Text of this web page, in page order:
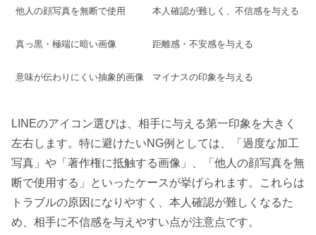
他人の顔写真を無断で使用 本人確認が難しく、不信感を与える
真っ黒・極端に暗い画像 距離感・不安感を与える
意味が伝わりにくい抽象的画像 マイナスの印象を与える
LINEのアイコン選びは、相手に与える第一印象を大きく
左右します。特に避けたいNG例としては、「過度な加工
写真」や「著作権に抵触する画像」、「他人の顔写真を無
断で使用する」といったケースが挙げられます。これらは
トラブルの原因になりやすく、本人確認が難しくなるた
め、相手に不信感を与えやすい点が注意点です。